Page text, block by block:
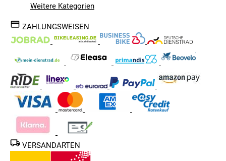
Weitere Kategorien
ZAHLUNGSWEISEN
VERSANDARTEN